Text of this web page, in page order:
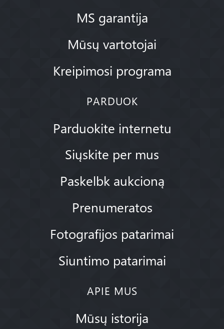
MS garantija
Mūsų vartotojai
Kreipimosi programa
PARDUOK
Parduokite internetu
Siųskite per mus
Paskelbk aukcioną
Prenumeratos
Fotografijos patarimai
Siuntimo patarimai
APIE MUS
Mūsų istorija